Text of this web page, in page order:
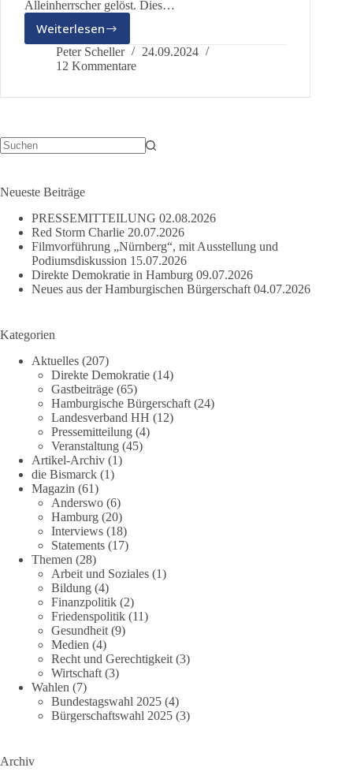
Alleinherrscher gelöst. Dies…
Weiterlesen
Die
Geschichte
der
Demokratie
Peter Scheller
24.09.2024
12 Kommentare
Neueste Beiträge
PRESSEMITTEILUNG 02.08.2026
Red Storm Charlie 20.07.2026
Filmvorführung „Nürnberg“, mit Ausstellung und
Podiumsdiskussion 15.07.2026
Direkte Demokratie in Hamburg 09.07.2026
Neues aus der Hamburgischen Bürgerschaft 04.07.2026
Kategorien
Aktuelles (207)
Direkte Demokratie (14)
Gastbeiträge (65)
Hamburgische Bürgerschaft (24)
Landesverband HH (12)
Pressemitteilung (4)
Veranstaltung (45)
Artikel-Archiv (1)
die Bismarck (1)
Magazin (61)
Anderswo (6)
Hamburg (20)
Interviews (18)
Statements (17)
Themen (28)
Arbeit und Soziales (1)
Bildung (4)
Finanzpolitik (2)
Friedenspolitik (11)
Gesundheit (9)
Medien (4)
Recht und Gerechtigkeit (3)
Wirtschaft (3)
Wahlen (7)
Bundestagswahl 2025 (4)
Bürgerschaftswahl 2025 (3)
Archiv